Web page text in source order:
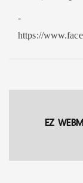
-
https://
EZ